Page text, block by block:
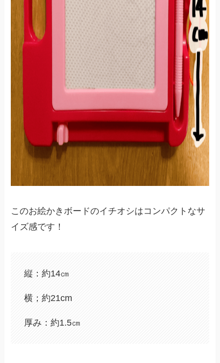
このお絵かきボードのイチオシはコンパクトなサ
イズ感です！
縦：約14㎝
横；約21cm
厚み：約1.5㎝